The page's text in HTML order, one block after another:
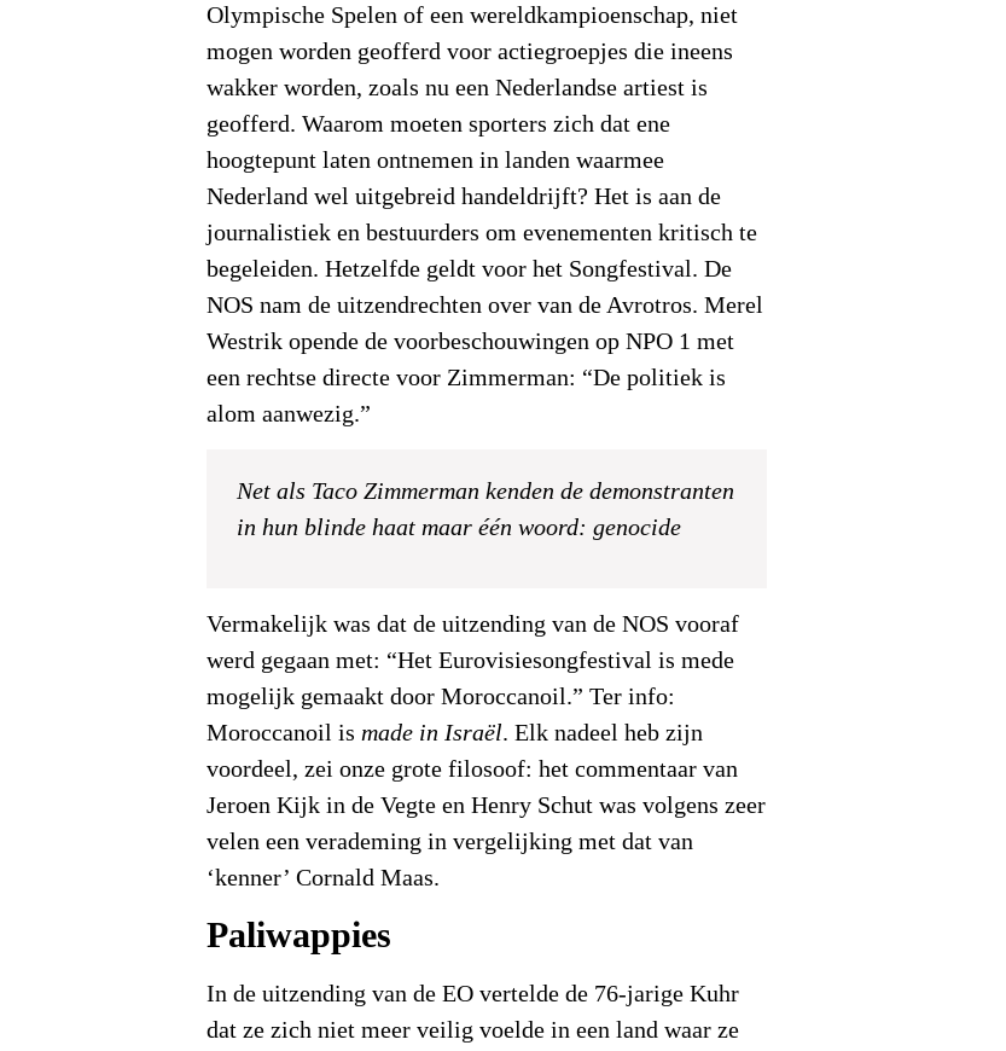
Olympische Spelen of een wereldkampioenschap, niet
mogen worden geofferd voor actiegroepjes die ineens
wakker worden, zoals nu een Nederlandse artiest is
geofferd. Waarom moeten sporters zich dat ene
hoogtepunt laten ontnemen in landen waarmee
Nederland wel uitgebreid handeldrijft? Het is aan de
journalistiek en bestuurders om evenementen kritisch te
begeleiden. Hetzelfde geldt voor het Songfestival. De
NOS nam de uitzendrechten over van de Avrotros. Merel
Westrik opende de voorbeschouwingen op NPO 1 met
een rechtse directe voor Zimmerman: “De politiek is
alom aanwezig.”
Net als Taco Zimmerman kenden de demonstranten
in hun blinde haat maar één woord: genocide
Vermakelijk was dat de uitzending van de NOS vooraf
werd gegaan met: “Het Eurovisiesongfestival is mede
mogelijk gemaakt door Moroccanoil.” Ter info:
Moroccanoil ismade in Israël. Elk nadeel heb zijn
voordeel, zei onze grote filosoof: het commentaar van
Jeroen Kijk in de Vegte en Henry Schut was volgens zeer
velen een verademing in vergelijking met dat van
‘kenner’ Cornald Maas.
Paliwappies
In de uitzending van de EO vertelde de 76-jarige Kuhr
dat ze zich niet meer veilig voelde in een land waar ze